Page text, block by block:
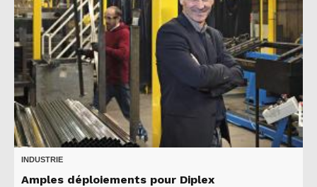
INDUSTRIE
Amples déploiements pour Diplex